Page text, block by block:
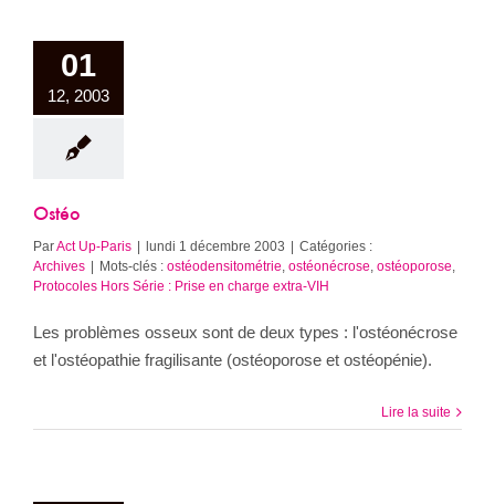
01
12, 2003
Ostéo
ParAct Up-Paris | lundi 1 décembre 2003 | Catégories :
Archives | Mots-clés : ostéodensitométrie ostéonécrose ostéoporose
Protocoles Hors Série : Prise en charge extra-VIH
Les problèmes osseux sont de deux types : l'ostéonécrose
et l'ostéopathie fragilisante (ostéoporose et ostéopénie).
Lire la suite